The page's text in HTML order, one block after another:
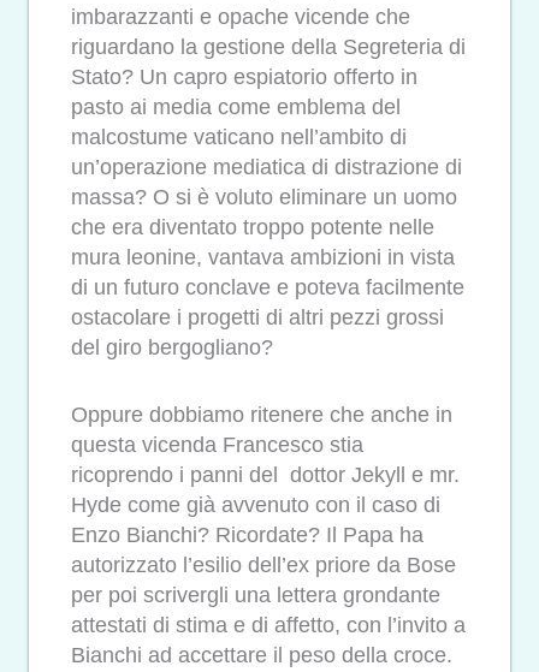
imbarazzanti e opache vicende che
riguardano la gestione della Segreteria di
Stato? Un capro espiatorio offerto in
pasto ai media come emblema del
malcostume vaticano nell’ambito di
un’operazione mediatica di distrazione di
massa? O si è voluto eliminare un uomo
che era diventato troppo potente nelle
mura leonine, vantava ambizioni in vista
di un futuro conclave e poteva facilmente
ostacolare i progetti di altri pezzi grossi
del giro bergogliano?
Oppure dobbiamo ritenere che anche in
questa vicenda Francesco stia
ricoprendo i panni del dottor Jekyll e mr.
Hyde come già avvenuto con il caso di
Enzo Bianchi? Ricordate? Il Papa ha
autorizzato l’esilio dell’ex priore da Bose
per poi scrivergli una lettera grondante
attestati di stima e di affetto, con l’invito a
Bianchi ad accettare il peso della croce.